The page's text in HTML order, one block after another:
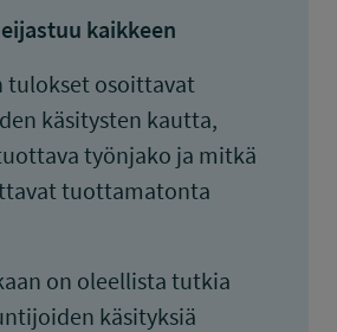
kaikkeen
tulokset osoittavat
käsitysten kautta,
työnjako ja mitkä
tuottamatonta
on oleellista tutkia
käsityksiä